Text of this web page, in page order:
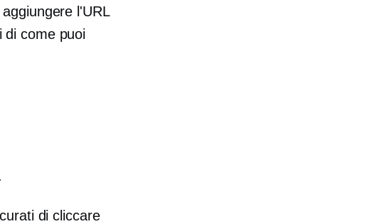
l'URL
di come puoi
di cliccare